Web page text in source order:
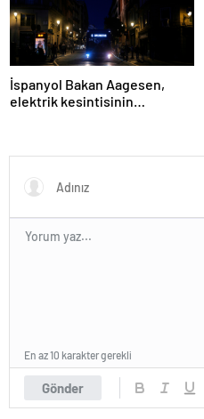
İspanyol Bakan Aagesen,
elektrik kesintisinin
Gönder
En az 10 karakter gerekli